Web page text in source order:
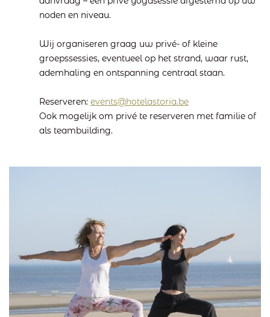
noden en niveau.
Wij organiseren graag uw privé- of kleine
groepssessies, eventueel op het strand, waar rust,
ademhaling en ontspanning centraal staan.
Reserveren: events@hotelastoria.be
Ook mogelijk om privé te reserveren met familie of
als teambuilding.